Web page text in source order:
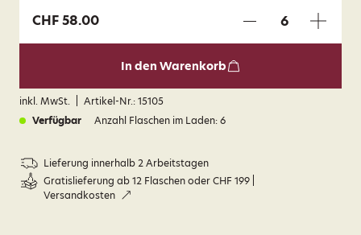
CHF58.00
In den Warenkorb
Verfügbar Anzahl Flaschen im Laden:6
inkl. MwSt. Artikel-Nr.:15105
Lieferung innerhalb 2 Arbeitstagen
Gratislieferung ab 12 Flaschen oder CHF 199
Versandkosten